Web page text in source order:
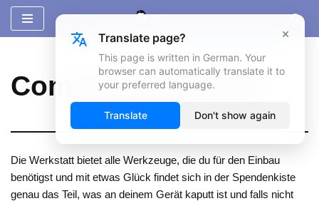
Zum
Computerwerkstatt
Die Werkstatt bietet alle Werkzeuge, die du für den Einbau
benötigst und mit etwas Glück findet sich in der Spendenkiste
genau das Teil, was an deinem Gerät kaputt ist und falls nicht
Translate page?
This page is written in German. Your
browser can automatically translate it to
your preferred language.
Translate Don't show again
×